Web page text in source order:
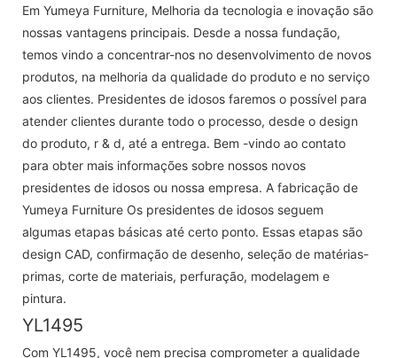
Em Yumeya Furniture, Melhoria da tecnologia e inovação são
nossas vantagens principais. Desde a nossa fundação,
temos vindo a concentrar-nos no desenvolvimento de novos
produtos, na melhoria da qualidade do produto e no serviço
aos clientes. Presidentes de idosos faremos o possível para
atender clientes durante todo o processo, desde o design
do produto, r & d, até a entrega. Bem -vindo ao contato
para obter mais informações sobre nossos novos
presidentes de idosos ou nossa empresa. A fabricação de
Yumeya Furniture Os presidentes de idosos seguem
algumas etapas básicas até certo ponto. Essas etapas são
design CAD, confirmação de desenho, seleção de matérias-
primas, corte de materiais, perfuração, modelagem e
pintura.
YL1495
Com YL1495, você nem precisa comprometer a qualidade